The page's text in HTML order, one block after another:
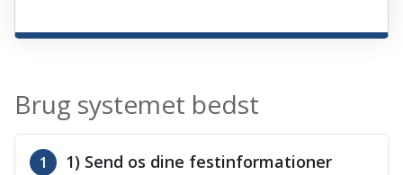
Brug systemet bedst
1 1) Send os dine festinformationer